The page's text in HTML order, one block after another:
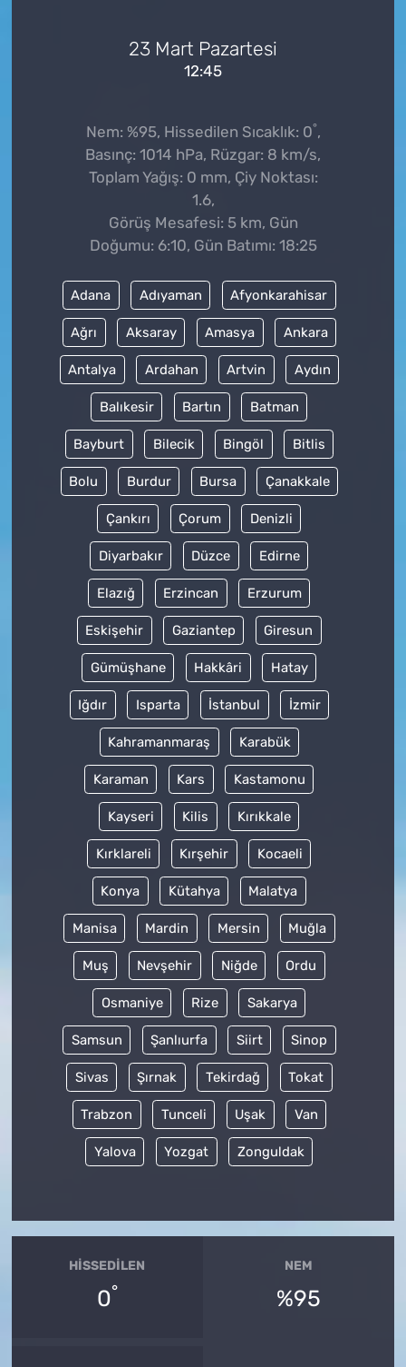
23 Mart Pazartesi
12:45
Nem: %95, Hissedilen Sıcaklık: 0°,
Basınç: 1014 hPa, Rüzgar: 8 km/s,
Toplam Yağış: 0 mm, Çiy Noktası:
1.6,
Görüş Mesafesi: 5 km, Gün
Doğumu: 6:10, Gün Batımı: 18:25
Adana Adıyaman Afyonkarahisar
Ağrı Aksaray Amasya Ankara
Antalya Ardahan Artvin Aydın
Balıkesir Bartın Batman
Bayburt Bilecik Bingöl Bitlis
Bolu Burdur Bursa Çanakkale
Çankırı Çorum Denizli
Diyarbakır Düzce Edirne
Elazığ Erzincan Erzurum
Eskişehir Gaziantep Giresun
Gümüşhane Hakkâri Hatay
Iğdır Isparta İstanbul İzmir
Kahramanmaraş Karabük
Karaman Kars Kastamonu
Kayseri Kilis Kırıkkale
Kırklareli Kırşehir Kocaeli
Konya Kütahya Malatya
Manisa Mardin Mersin Muğla
Muş Nevşehir Niğde Ordu
Osmaniye Rize Sakarya
Samsun Şanlıurfa Siirt Sinop
Sivas Şırnak Tekirdağ Tokat
Trabzon Tunceli Uşak Van
Yalova Yozgat Zonguldak
HISSEDILEN
0°
NEM
%95